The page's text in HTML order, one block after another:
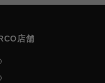
店舗